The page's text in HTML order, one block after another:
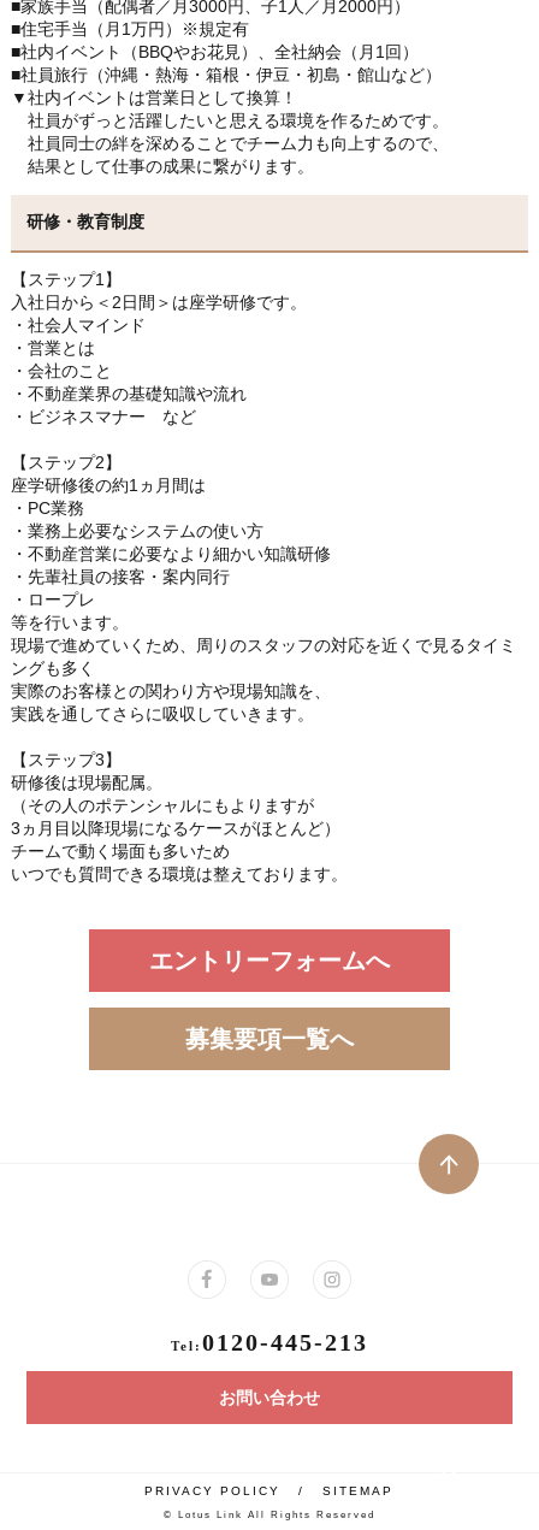
■家族手当（配偶者／月3000円、子1人／月2000円）
■住宅手当（月1万円）※規定有
■社内イベント（BBQやお花見）、全社納会（月1回）
■社員旅行（沖縄・熱海・箱根・伊豆・初島・館山など）
▼社内イベントは営業日として換算！
社員がずっと活躍したいと思える環境を作るためです。
社員同士の絆を深めることでチーム力も向上するので、
結果として仕事の成果に繋がります。
研修・教育制度
【ステップ1】
入社日から＜2日間＞は座学研修です。
・社会人マインド
・営業とは
・会社のこと
・不動産業界の基礎知識や流れ
・ビジネスマナー など
【ステップ2】
座学研修後の約1ヵ月間は
・PC業務
・業務上必要なシステムの使い方
・不動産営業に必要なより細かい知識研修
・先輩社員の接客・案内同行
・ロープレ
等を行います。
現場で進めていくため、周りのスタッフの対応を近くで見るタイミ
ングも多く
実際のお客様との関わり方や現場知識を、
実践を通してさらに吸収していきます。
【ステップ3】
研修後は現場配属。
（その人のポテンシャルにもよりますが
3ヵ月目以降現場になるケースがほとんど）
チームで動く場面も多いため
いつでも質問できる環境は整えております。
募集要項一覧へ
エントリーフォームへ
Tel: 0120-445-213
お問い合わせ
PRIVACY POLICY / SITEMAP
© Lotus Link All Rights Reserved